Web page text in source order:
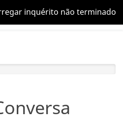
inquérito não terminado